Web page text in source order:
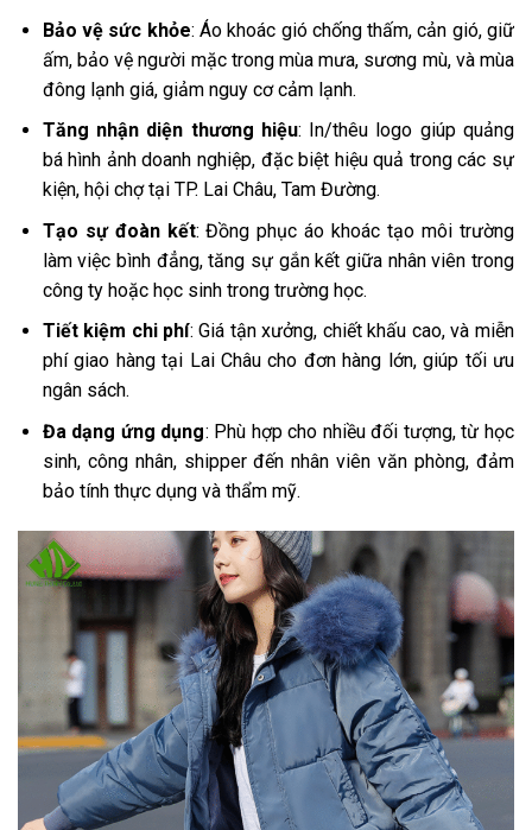
Bảo vệ sức khỏe: Áo khoác gió chống thấm, cản gió, giữ
ấm, bảo vệ người mặc trong mùa mưa, sương mù, và mùa
đông lạnh giá, giảm nguy cơ cảm lạnh.
Tăng nhận diện thương hiệu: In/thêu logo giúp quảng
bá hình ảnh doanh nghiệp, đặc biệt hiệu quả trong các sự
kiện, hội chợ tại TP. Lai Châu, Tam Đường.
Tạo sự đoàn kết: Đồng phục áo khoác tạo môi trường
làm việc bình đẳng, tăng sự gắn kết giữa nhân viên trong
công ty hoặc học sinh trong trường học.
Tiết kiệm chi phí: Giá tận xưởng, chiết khấu cao, và miễn
phí giao hàng tại Lai Châu cho đơn hàng lớn, giúp tối ưu
ngân sách.
Đa dạng ứng dụng: Phù hợp cho nhiều đối tượng, từ học
sinh, công nhân, shipper đến nhân viên văn phòng, đảm
bảo tính thực dụng và thẩm mỹ.